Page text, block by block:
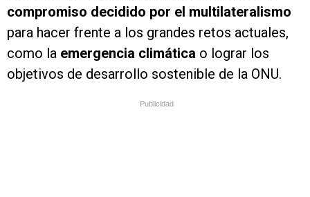
compromiso decidido por el multilateralismo
para hacer frente a los grandes retos actuales,
como la emergencia climática o lograr los
objetivos de desarrollo sostenible de la ONU.
Publicidad